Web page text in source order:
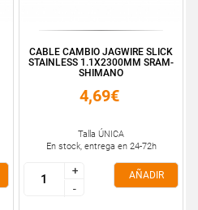
CABLE CAMBIO JAGWIRE SLICK
STAINLESS 1.1X2300MM SRAM-
SHIMANO
4,69€
Talla ÚNICA
En stock, entrega en 24-72h
+
-
+
-
AÑADIR